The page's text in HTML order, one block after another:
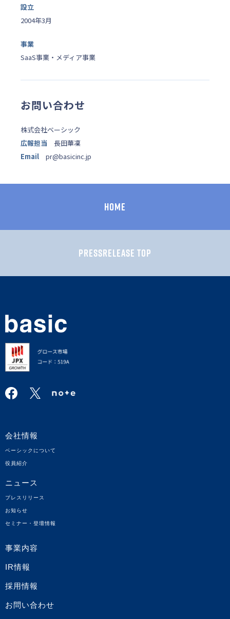
設立
2004年3月
事業
SaaS事業・メディア事業
お問い合わせ
株式会社ベーシック
広報担当 長田華凜
Email pr@basicinc.jp
HOME
PRESSRELEASE TOP
会社情報
ベーシックについて
役員紹介
ニュース
プレスリリース
お知らせ
セミナー・登壇情報
事業内容
IR情報
採用情報
お問い合わせ